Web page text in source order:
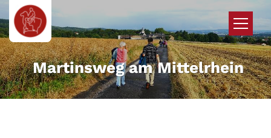
Zum Inhalt springen
Martinsweg am Mittelrhein